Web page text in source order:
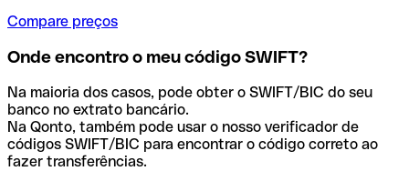
Compare preços
Onde encontro o meu código SWIFT?
Na maioria dos casos, pode obter o SWIFT/BIC do seu
banco no extrato bancário.
Na Qonto, também pode usar o nosso verificador de
códigos SWIFT/BIC para encontrar o código correto ao
fazer transferências.